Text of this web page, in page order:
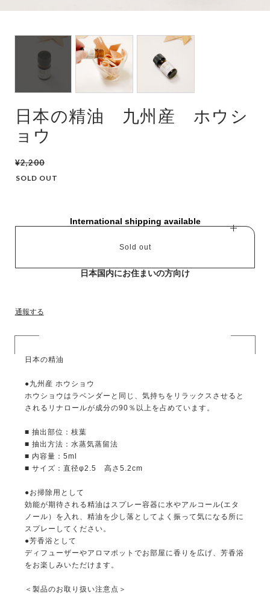
日本の精油 九州産 ホウシ
ョウ
¥2,200
SOLD OUT
International shipping available
Sold out
日本国内にお住まいの方向け
通報する
日本の精油
●九州産 ホウショウ
ホウショウはラベンダーと同じ、気持ちをリラックスさせると
されるリナロールが成分の90％以上を占めています。
■ 抽出部位：枝葉
■ 抽出方法：水蒸気蒸留法
■ 内容量：5ml
■ サイズ：直径φ2.5 高さ5.2cm
●お掃除用として
効能が期待される精油はスプレー容器に水やアルコール(エタ
ノール）を入れ、精油を少し落としてよく振って気になる所に
スプレーしてください。
●芳香浴として
ディフューザーやアロマポットでお部屋に香りを広げ、芳香浴
をお楽しみいただけます。
＜製品のお取り扱い注意点＞